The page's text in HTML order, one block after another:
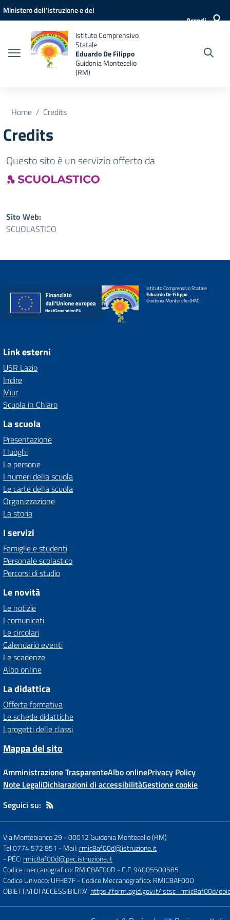
Vai ai contenuti
Vai al menu di navigazione
Vai al footer
Ministero dell'Istruzione e del
Accedi
Istituto Comprensivo
Statale
Eduardo De Filippo
Guidonia Montecelio
(RM)
Home Credits
Credits
Questo sito è un servizio offerto da
Sito Web:
SCUOLASTICO
Istituto Comprensivo Statale
Eduardo De Filippo
Guidonia Montecelio (RM)
Link esterni
USR Lazio
Indire
Miur
Scuola in Chiaro
La scuola
Presentazione
I luoghi
Le persone
I numeri della scuola
Le carte della scuola
Organizzazione
La storia
I servizi
Famiglie e studenti
Personale scolastico
Percorsi di studio
Le novità
Le notizie
I comunicati
Le circolari
Calendario eventi
Le scadenze
Albo online
La didattica
Offerta formativa
Le schede didattiche
I progetti delle classi
Mappa del sito
Amministrazione TrasparenteAlbo onlinePrivacy Policy
Note LegaliDichiarazioni di accessibilitàGestione cookie
Seguici su:
Via Montebianco 29 -00012 Guidonia Montecelio (RM)
Tel 0774 572 851 - Mail: rmic8af00d@istruzione.it
- PEC: rmic8af00d@pec.istruzione.it
Codice meccanografico: RMIC8AF00D- C.F. 94005500585
Codice Univoco: UFH87F- Codice Meccanografico: RMIC8AF00D
OBIETTIVI DI ACCESSIBILITA': https://form.agid.gov.it/istsc_rmic8af00d/